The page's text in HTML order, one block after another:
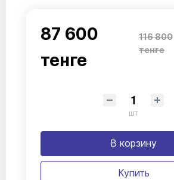
87 600
тенге
116 800
тенге
шт
В корзину
Купить